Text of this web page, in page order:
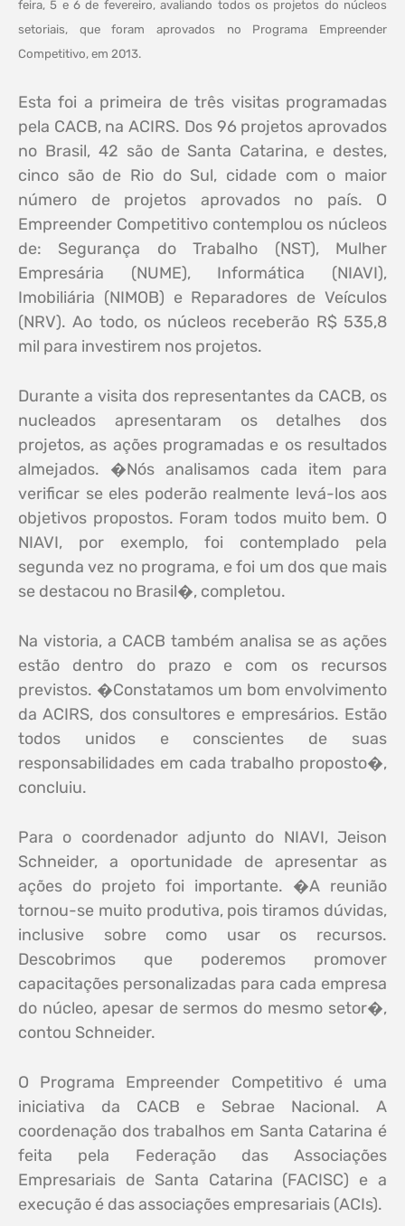
feira, 5 e 6 de fevereiro, avaliando todos os projetos do núcleos
setoriais, que foram aprovados no Programa Empreender
Competitivo, em 2013.
Esta foi a primeira de três visitas programadas
pela CACB, na ACIRS. Dos 96 projetos aprovados
no Brasil, 42 são de Santa Catarina, e destes,
cinco são de Rio do Sul, cidade com o maior
número de projetos aprovados no país. O
Empreender Competitivo contemplou os núcleos
de: Segurança do Trabalho (NST), Mulher
Empresária (NUME), Informática (NIAVI),
Imobiliária (NIMOB) e Reparadores de Veículos
(NRV). Ao todo, os núcleos receberão R$ 535,8
mil para investirem nos projetos.
Durante a visita dos representantes da CACB, os
nucleados apresentaram os detalhes dos
projetos, as ações programadas e os resultados
almejados. �Nós analisamos cada item para
verificar se eles poderão realmente levá-los aos
objetivos propostos. Foram todos muito bem. O
NIAVI, por exemplo, foi contemplado pela
segunda vez no programa, e foi um dos que mais
se destacou no Brasil�, completou.
Na vistoria, a CACB também analisa se as ações
estão dentro do prazo e com os recursos
previstos. �Constatamos um bom envolvimento
da ACIRS, dos consultores e empresários. Estão
todos unidos e conscientes de suas
responsabilidades em cada trabalho proposto�,
concluiu.
Para o coordenador adjunto do NIAVI, Jeison
Schneider, a oportunidade de apresentar as
ações do projeto foi importante. �A reunião
tornou-se muito produtiva, pois tiramos dúvidas,
inclusive sobre como usar os recursos.
Descobrimos que poderemos promover
capacitações personalizadas para cada empresa
do núcleo, apesar de sermos do mesmo setor�,
contou Schneider.
O Programa Empreender Competitivo é uma
iniciativa da CACB e Sebrae Nacional. A
coordenação dos trabalhos em Santa Catarina é
feita pela Federação das Associações
Empresariais de Santa Catarina (FACISC) e a
execução é das associações empresariais (ACIs).